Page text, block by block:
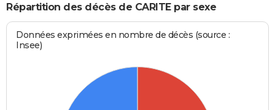
Répartition des décès de CARITE par sexe
Données exprimées en nombre de décès (source :
Insee)